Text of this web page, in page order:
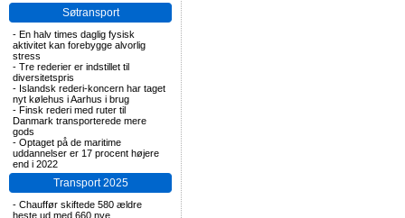
Søtransport
- En halv times daglig fysisk
aktivitet kan forebygge alvorlig
stress
- Tre rederier er indstillet til
diversitetspris
- Islandsk rederi-koncern har taget
nyt kølehus i Aarhus i brug
- Finsk rederi med ruter til
Danmark transporterede mere
gods
- Optaget på de maritime
uddannelser er 17 procent højere
end i 2022
Transport 2025
- Chauffør skiftede 580 ældre
heste ud med 660 nye